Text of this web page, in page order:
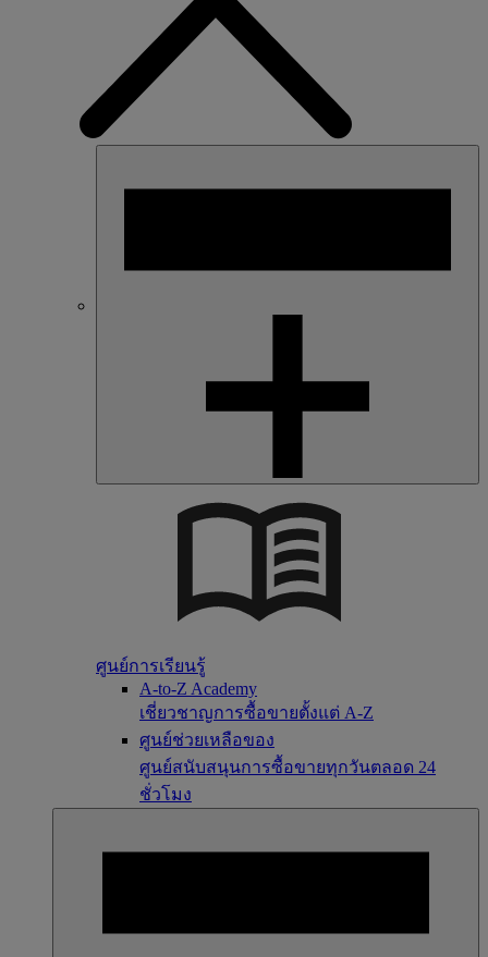
ศูนย์การเรียนรู้
A-to-Z Academy
เชี่ยวชาญการซื้อขายตั้งแต่ A-Z
ศูนย์ช่วยเหลือของ
ศูนย์สนับสนุนการซื้อขายทุกวันตลอด 24
ชั่วโมง